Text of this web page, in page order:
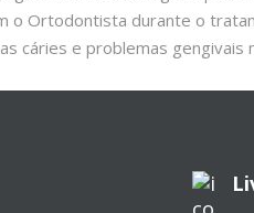
o Ortodontista durante o
cáries e problemas gengivais